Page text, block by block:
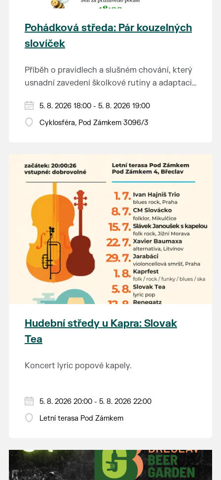
Pohádková středa: Pár kouzelných
slovíček
Příběh o pravidlech a slušném chování, který
usnadní zavedení školkové rutiny a adaptaci
Hraje se jen za příznivého počasí.
Vstupné dobrovolné.
5. 8. 2026 18:00 - 5. 8. 2026 19:00
Cyklosféra, Pod Zámkem 3096/3
Hudební středy u Kapra: Slovak
Tea
Koncert lyric popové kapely.
5. 8. 2026 20:00 - 5. 8. 2026 22:00
Letní terasa Pod Zámkem